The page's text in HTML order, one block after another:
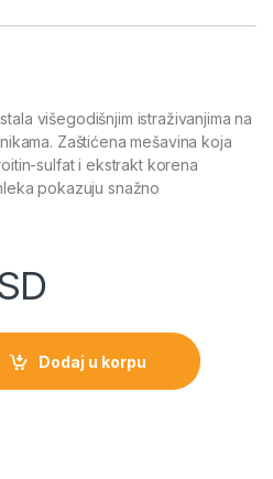
višegodišnjim istraživanjima na
Zaštićena mešavina koja
sulfat i ekstrakt korena
pokazuju snažno
Dodaj u korpu